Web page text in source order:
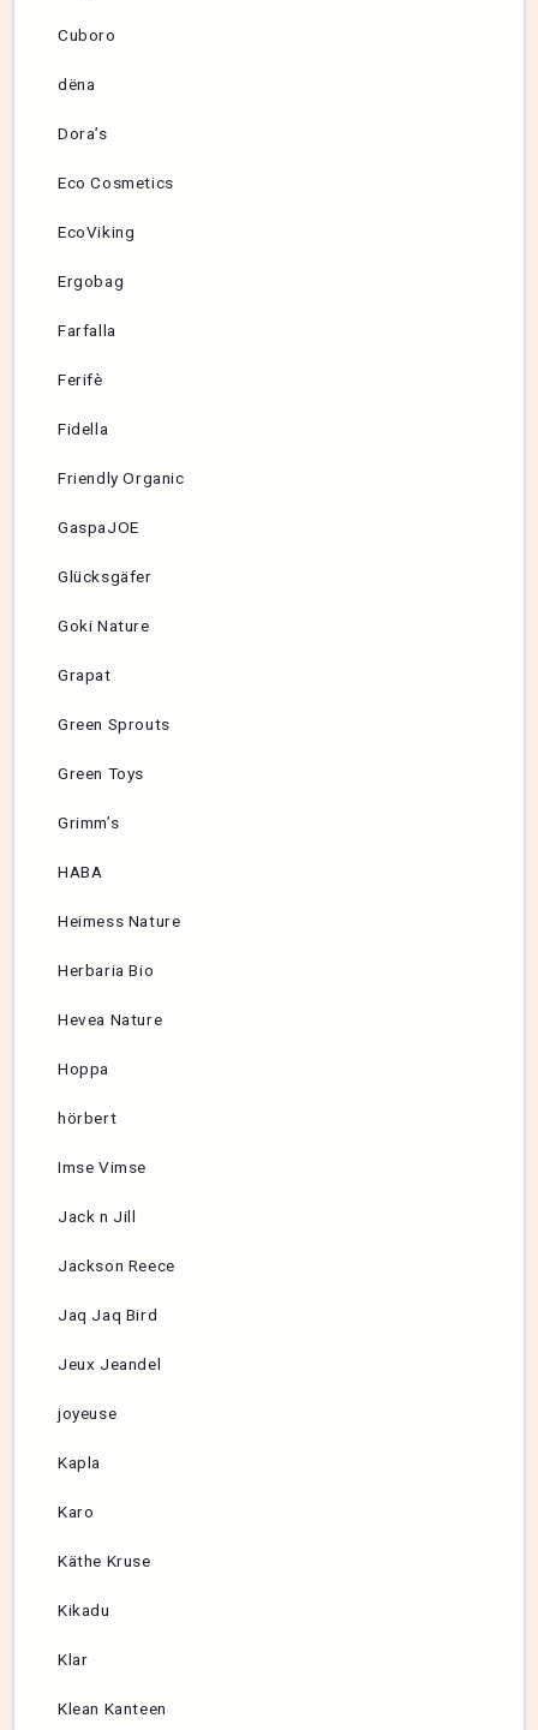
Cuboro
dëna
Dora’s
Eco Cosmetics
EcoViking
Ergobag
Farfalla
Ferifè
Fidella
Friendly Organic
GaspaJOE
Glücksgäfer
Goki Nature
Grapat
Green Sprouts
Green Toys
Grimm’s
HABA
Heimess Nature
Herbaria Bio
Hevea Nature
Hoppa
hörbert
Imse Vimse
Jack n Jill
Jackson Reece
Jaq Jaq Bird
Jeux Jeandel
joyeuse
Kapla
Karo
Käthe Kruse
Kikadu
Klar
Klean Kanteen